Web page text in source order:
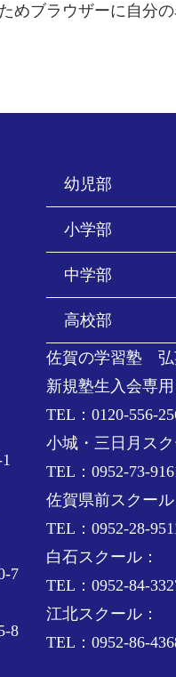
めブラウザーに自分
7
8
幼児部
小学部
中学部
高校部
佐賀の学習塾 弘
新規塾生入会専用
TEL：0120-556-
小城・三日月スク
TEL：0952-73-
佐賀県前スクール
TEL：0952-28-
白石スクール：
TEL：0952-84-
江北スクール：
TEL：0952-86-